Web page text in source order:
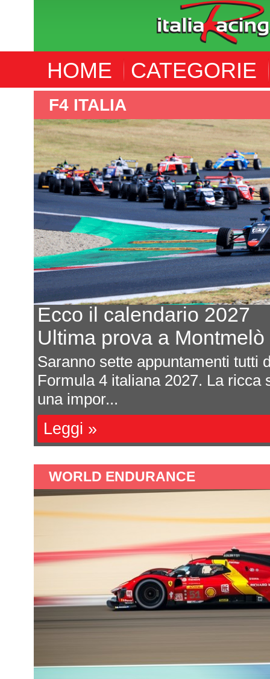
HOME CATEGORIE
tutti da vivere quelli della
ricca serie tricolore presenta
WORLD ENDURANCE